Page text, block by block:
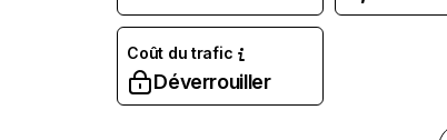
Coût du trafic
Déverrouiller